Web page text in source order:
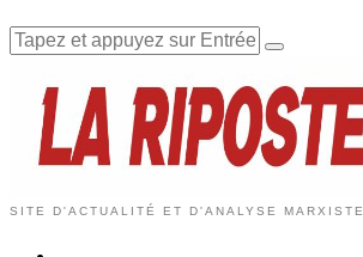
SITE D'ACTUALITÉ ET D'ANALYSE MARXISTE